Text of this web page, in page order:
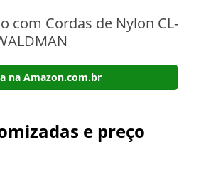
com Cordas de Nylon CL-
na Amazon.com.br
e preço